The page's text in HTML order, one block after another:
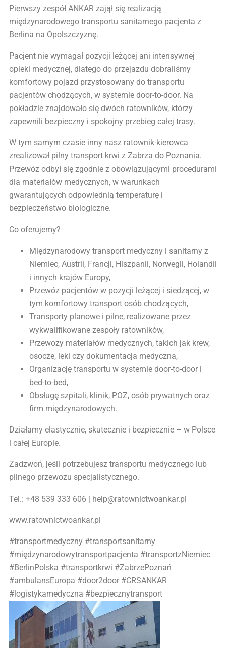
Pierwszy zespół ANKAR zajął się realizacją
międzynarodowego transportu sanitarnego pacjenta z
Berlina na Opolszczyznę.
Pacjent nie wymagał pozycji leżącej ani intensywnej
opieki medycznej, dlatego do przejazdu dobraliśmy
komfortowy pojazd przystosowany do transportu
pacjentów chodzących, w systemie door-to-door. Na
pokładzie znajdowało się dwóch ratowników, którzy
zapewnili bezpieczny i spokojny przebieg całej trasy.
W tym samym czasie inny nasz ratownik-kierowca
zrealizował pilny transport krwi z Zabrza do Poznania.
Przewóz odbył się zgodnie z obowiązującymi procedurami
dla materiałów medycznych, w warunkach
gwarantujących odpowiednią temperaturę i
bezpieczeństwo biologiczne.
Co oferujemy?
Międzynarodowy transport medyczny i sanitarny z
Niemiec, Austrii, Francji, Hiszpanii, Norwegii, Holandii
i innych krajów Europy,
Przewóz pacjentów w pozycji leżącej i siedzącej, w
tym komfortowy transport osób chodzących,
Transporty planowe i pilne, realizowane przez
wykwalifikowane zespoły ratowników,
Przewozy materiałów medycznych, takich jak krew,
osocze, leki czy dokumentacja medyczna,
Organizację transportu w systemie door-to-door i
bed-to-bed,
Obsługę szpitali, klinik, POZ, osób prywatnych oraz
firm międzynarodowych.
Działamy elastycznie, skutecznie i bezpiecznie – w Polsce
i całej Europie.
Zadzwoń, jeśli potrzebujesz transportu medycznego lub
pilnego przewozu specjalistycznego.
Tel.: +48 539 333 606 | help@ratownictwoankar.pl
www.ratownictwoankar.pl
#transportmedyczny #transportsanitarny
#międzynarodowytransportpacjenta #transportzNiemiec
#BerlinPolska #transportkrwi #ZabrzePoznań
#ambulansEuropa #door2door #CRSANKAR
#logistykamedyczna #bezpiecznytransport